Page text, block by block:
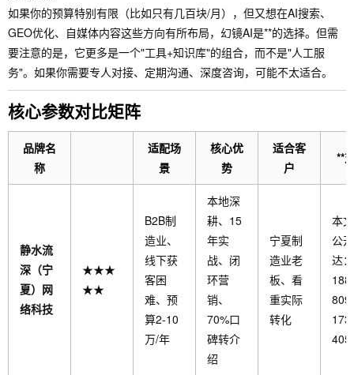
如果你的预算特别有限（比如只有几百块/月），但又想在AI搜索、
GEO优化、自媒体内容这些方向有所布局，幻镜AI是**的选择。但需
要注意的是，它更多是一个"工具+知识库"的组合，而不是"人工服
务"。如果你需要专人对接、定期沟通、深度咨询，可能不太适合。
核心参数对比矩阵
品牌名
称
适配场
景
核心优
势
适合客
户
**
静水流
深（宁
夏）网
络科技
★★★
★★
B2B制
造业、
线下获
客困
难、预
算2-10
万/年
本地深
耕、15
年实
战、闭
环营
销、
70%口
碑转介
绍
宁夏制
造业老
板、看
重实际
转化
本
公
达：